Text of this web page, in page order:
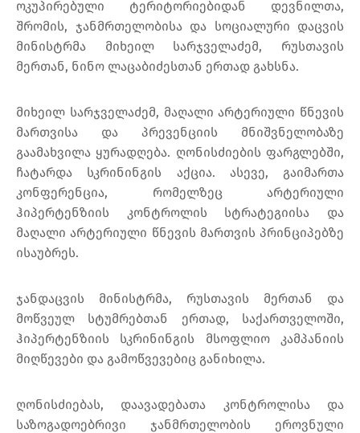
ოკუპირებული ტერიტორიებიდან დევნილთა,
შრომის, ჯანმრთელობისა და სოციალური დაცვის
მინისტრმა მიხეილ სარჯველაძემ, რუსთავის
მერთან, ნინო ლაცაბიძესთან ერთად გახსნა.
მიხეილ სარჯველაძემ, მაღალი არტერიული წნევის
მართვისა და პრევენციის მნიშვნელობაზე
გაამახვილა ყურადღება. ღონისძიების ფარგლებში,
ჩატარდა სკრინინგის აქცია. ასევე, გაიმართა
კონფერენცია, რომელზეც არტერიული
ჰიპერტენზიის კონტროლის სტრატეგიისა და
მაღალი არტერიული წნევის მართვის პრინციპებზე
ისაუბრეს.
ჯანდაცვის მინისტრმა, რუსთავის მერთან და
მოწვეულ სტუმრებთან ერთად, საქართველოში,
ჰიპერტენზიის სკრინინგის მსოფლიო კამპანიის
მიღწევები და გამოწვევებიც განიხილა.
ღონისძიებას, დაავადებათა კონტროლისა და
საზოგადოებრივი ჯანმრთელობის ეროვნული